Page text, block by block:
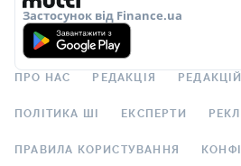
Застосунок від Finance.ua
ПРО НАС РЕДАКЦІЯ
ПОЛІТИКА ШІ ЕКСПЕРТИ
ПРАВИЛА КОРИСТУВАННЯ